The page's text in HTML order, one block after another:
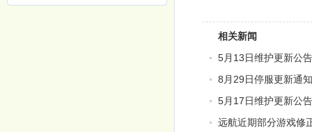
相关新闻
5月13日维护更新公告
8月29日停服更新通知
5月17日维护更新公告
远航近期部分游戏修